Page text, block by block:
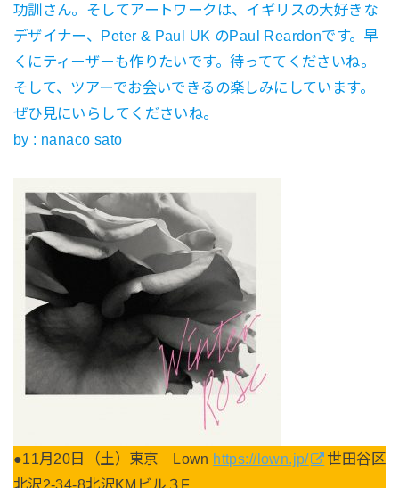
功訓さん。そしてアートワークは、イギリスの大好きな
デザイナー、Peter & Paul UK のPaul Reardonです。早
くにティーザーも作りたいです。待っててくださいね。
そして、ツアーでお会いできるの楽しみにしています。
ぜひ見にいらしてくださいね。
by : nanaco sato
●11月20日（土）東京 Lown https://lown.jp/
世田谷区
北沢2-34-8北沢KMビル３F